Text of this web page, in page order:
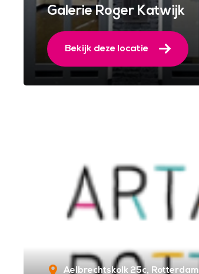
Galerie Roger Katwijk
Bekijk deze locatie
Aelbrechtskolk 25c Rotterdam